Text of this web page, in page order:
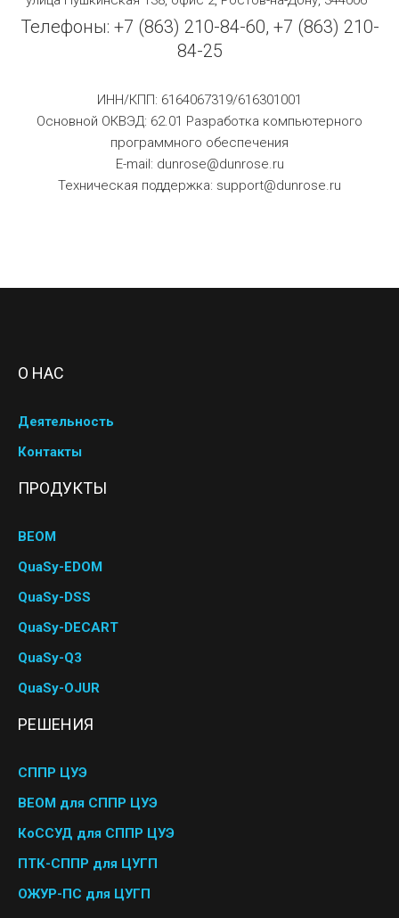
Телефоны: +7 (863) 210-84-60, +7 (863) 210-
84-25
ИНН/КПП: 6164067319/616301001
Основной ОКВЭД: 62.01 Разработка компьютерного
программного обеспечения
E-mail: dunrose@dunrose.ru
Техническая поддержка: support@dunrose.ru
О НАС
Деятельность
Контакты
ПРОДУКТЫ
BEOM
QuaSy-EDOM
QuaSy-DSS
QuaSy-DECART
QuaSy-Q3
QuaSy-OJUR
РЕШЕНИЯ
СППР ЦУЭ
BEOM для СППР ЦУЭ
КоССУД для СППР ЦУЭ
ПТК-СППР для ЦУГП
ОЖУР-ПС для ЦУГП